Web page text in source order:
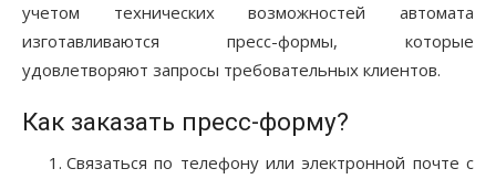
учетом технических возможностей автомата
изготавливаются пресс-формы, которые
удовлетворяют запросы требовательных клиентов.
Как заказать пресс-форму?
Связаться по телефону или электронной почте с